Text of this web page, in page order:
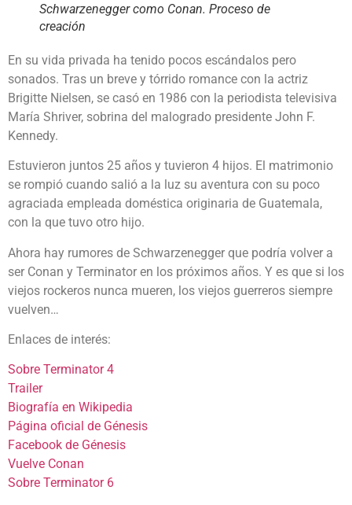
Schwarzenegger como Conan. Proceso de
creación
En su vida privada ha tenido pocos escándalos pero
sonados. Tras un breve y tórrido romance con la actriz
Brigitte Nielsen, se casó en 1986 con la periodista televisiva
María Shriver, sobrina del malogrado presidente John F.
Kennedy.
Estuvieron juntos 25 años y tuvieron 4 hijos. El matrimonio
se rompió cuando salió a la luz su aventura con su poco
agraciada empleada doméstica originaria de Guatemala,
con la que tuvo otro hijo.
Ahora hay rumores de Schwarzenegger que podría volver a
ser Conan y Terminator en los próximos años. Y es que si los
viejos rockeros nunca mueren, los viejos guerreros siempre
vuelven…
Enlaces de interés:
Sobre Terminator 4
Trailer
Biografía en Wikipedia
Página oficial de Génesis
Facebook de Génesis
Vuelve Conan
Sobre Terminator 6